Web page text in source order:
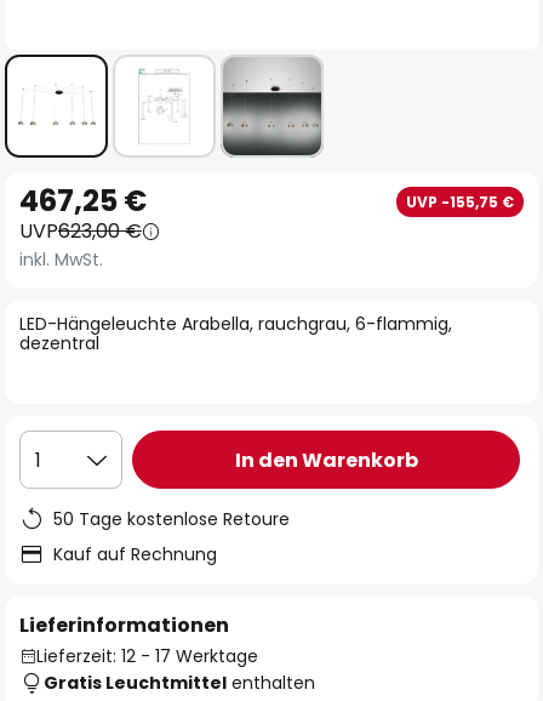
Anfang
der
Bildgalerie
LED-Hängeleuchte Arabella, rauchgrau, 6-flammig,
dezentral
467,25 € UVP -155,75 €
UVP623,00 €
inkl. MwSt.
1 In den Warenkorb
50 Tage kostenlose Retoure
Kauf auf Rechnung
Lieferinformationen
Lieferzeit: 12 - 17 Werktage
Gratis Leuchtmittel enthalten